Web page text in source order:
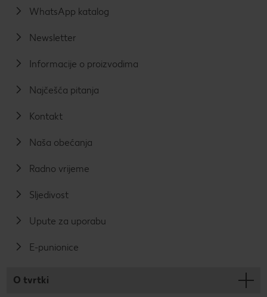
WhatsApp katalog
Newsletter
Informacije o proizvodima
Najčešća pitanja
Kontakt
Naša obećanja
Radno vrijeme
Sljedivost
Upute za uporabu
E-punionice
O tvrtki